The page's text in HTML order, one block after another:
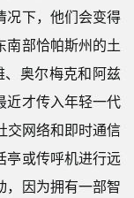
况下，他们会变得
南部恰帕斯州的土
奥尔梅克和阿兹
近才传入年轻一代
交网络和即时通信
亭或传呼机进行远
，因为拥有一部智